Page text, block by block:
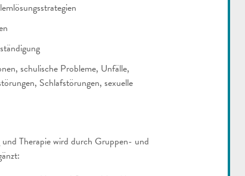
schulische Probleme, Unfälle,
Schlafstörungen, sexuelle
Therapie wird durch Gruppen- und